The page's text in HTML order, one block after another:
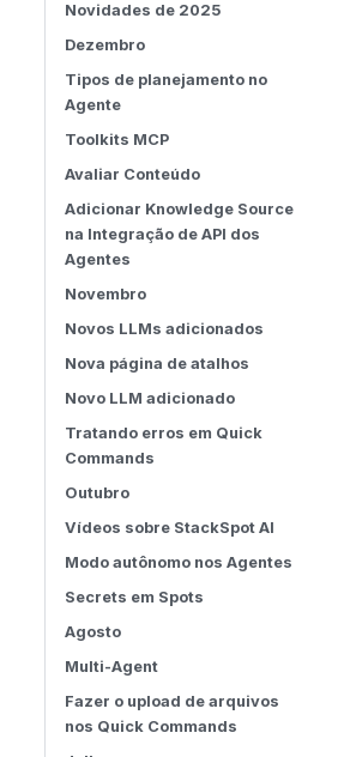
Novidades de 2025
Dezembro
Tipos de planejamento no
Agente
Toolkits MCP
Avaliar Conteúdo
Adicionar Knowledge Source
na Integração de API dos
Agentes
Novembro
Novos LLMs adicionados
Nova página de atalhos
Novo LLM adicionado
Tratando erros em Quick
Commands
Outubro
Vídeos sobre StackSpot AI
Modo autônomo nos Agentes
Secrets em Spots
Agosto
Multi-Agent
Fazer o upload de arquivos
nos Quick Commands